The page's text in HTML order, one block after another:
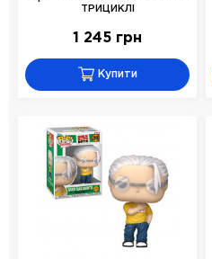
ТРИЦИКЛІ
1 245 грн
Купити